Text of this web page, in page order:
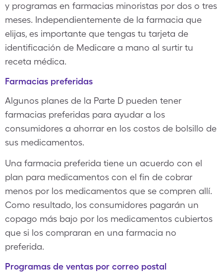
y programas en farmacias minoristas por dos o tres
meses. Independientemente de la farmacia que
elijas, es importante que tengas tu tarjeta de
identificación de Medicare a mano al surtir tu
receta médica.
Farmacias preferidas
Algunos planes de la Parte D pueden tener
farmacias preferidas para ayudar a los
consumidores a ahorrar en los costos de bolsillo de
sus medicamentos.
Una farmacia preferida tiene un acuerdo con el
plan para medicamentos con el fin de cobrar
menos por los medicamentos que se compren allí.
Como resultado, los consumidores pagarán un
copago más bajo por los medicamentos cubiertos
que si los compraran en una farmacia no
preferida.
Programas de ventas por correo postal